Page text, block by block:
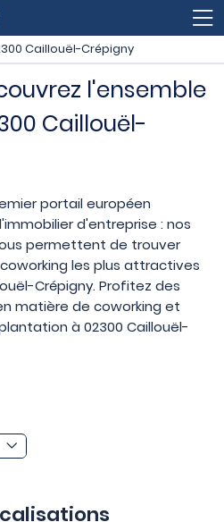
Caillouël-Crépigny
l'ensemble
Caillouël-
portail européen
d'entreprise : nos
permettent de trouver
les plus attractives
Crépigny. Profitez des
matière de coworking et
à 02300 Caillouël-